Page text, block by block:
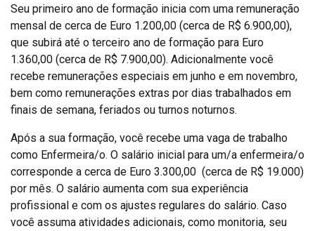
Seu primeiro ano de formação inicia com uma remuneração
mensal de cerca de Euro 1.200,00 (cerca de R$ 6.900,00),
que subirá até o terceiro ano de formação para Euro
1.360,00 (cerca de R$ 7.900,00). Adicionalmente você
recebe remunerações especiais em junho e em novembro,
bem como remunerações extras por dias trabalhados em
finais de semana, feriados ou turnos noturnos.
Após a sua formação, você recebe uma vaga de trabalho
como Enfermeira/o. O salário inicial para um/a enfermeira/o
corresponde a cerca de Euro 3.300,00 (cerca de R$ 19.000)
por mês. O salário aumenta com sua experiência
profissional e com os ajustes regulares do salário. Caso
você assuma atividades adicionais, como monitoria, seu